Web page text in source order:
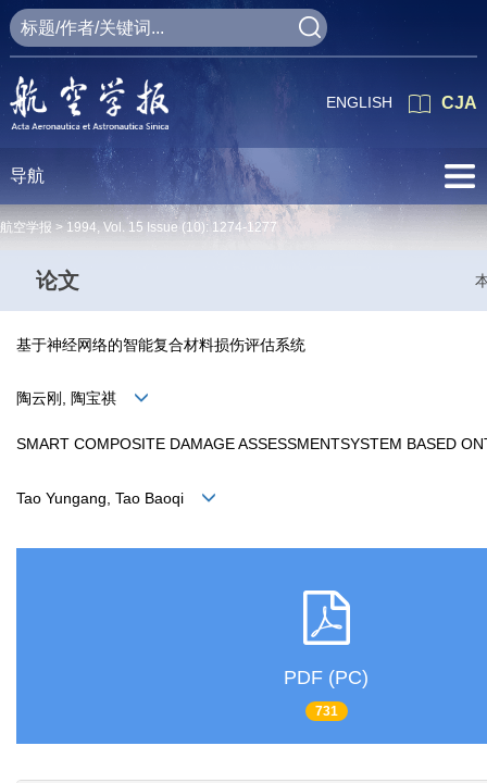
CJA
ENGLISH
导航
航空学报 > 1994, Vol. 15 Issue (10): 1274-1277
论文
基于神经网络的智能复合材料损伤评估系统
陶云刚, 陶宝祺
SMART COMPOSITE DAMAGE ASSESSMENTSYSTEM BASED
Tao Yungang, Tao Baoqi
PDF (PC)
731